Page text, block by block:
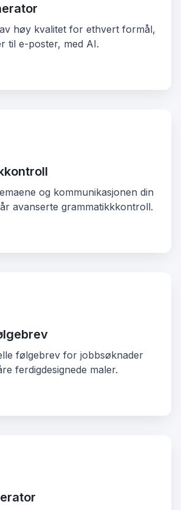
høy kvalitet for ethvert formål,
til e-poster, med AI.
og kommunikasjonen din
avanserte grammatikkkontroll.
følgebrev for jobbsøknader
ferdigdesignede maler.